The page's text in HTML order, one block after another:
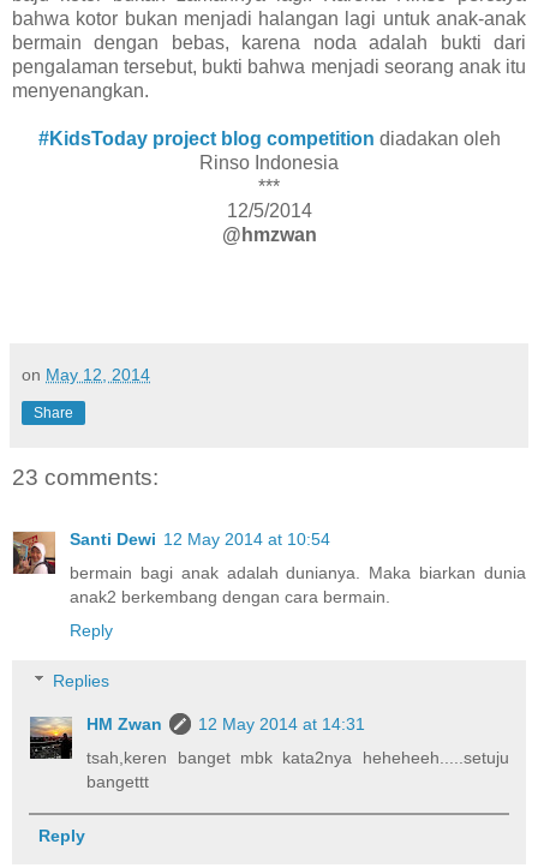
bahwa kotor bukan menjadi halangan lagi untuk anak-anak
bermain dengan bebas, karena noda adalah bukti dari
pengalaman tersebut, bukti bahwa menjadi seorang anak itu
menyenangkan.
#KidsToday project blog competition diadakan oleh
Rinso Indonesia
***
12/5/2014
@hmzwan
on May 12, 2014
Share
23 comments:
Santi Dewi 12 May 2014 at 10:54
bermain bagi anak adalah dunianya. Maka biarkan dunia
anak2 berkembang dengan cara bermain.
Reply
Replies
HM Zwan
12 May 2014 at 14:31
tsah,keren banget mbk kata2nya heheheeh.....setuju
bangettt
Reply